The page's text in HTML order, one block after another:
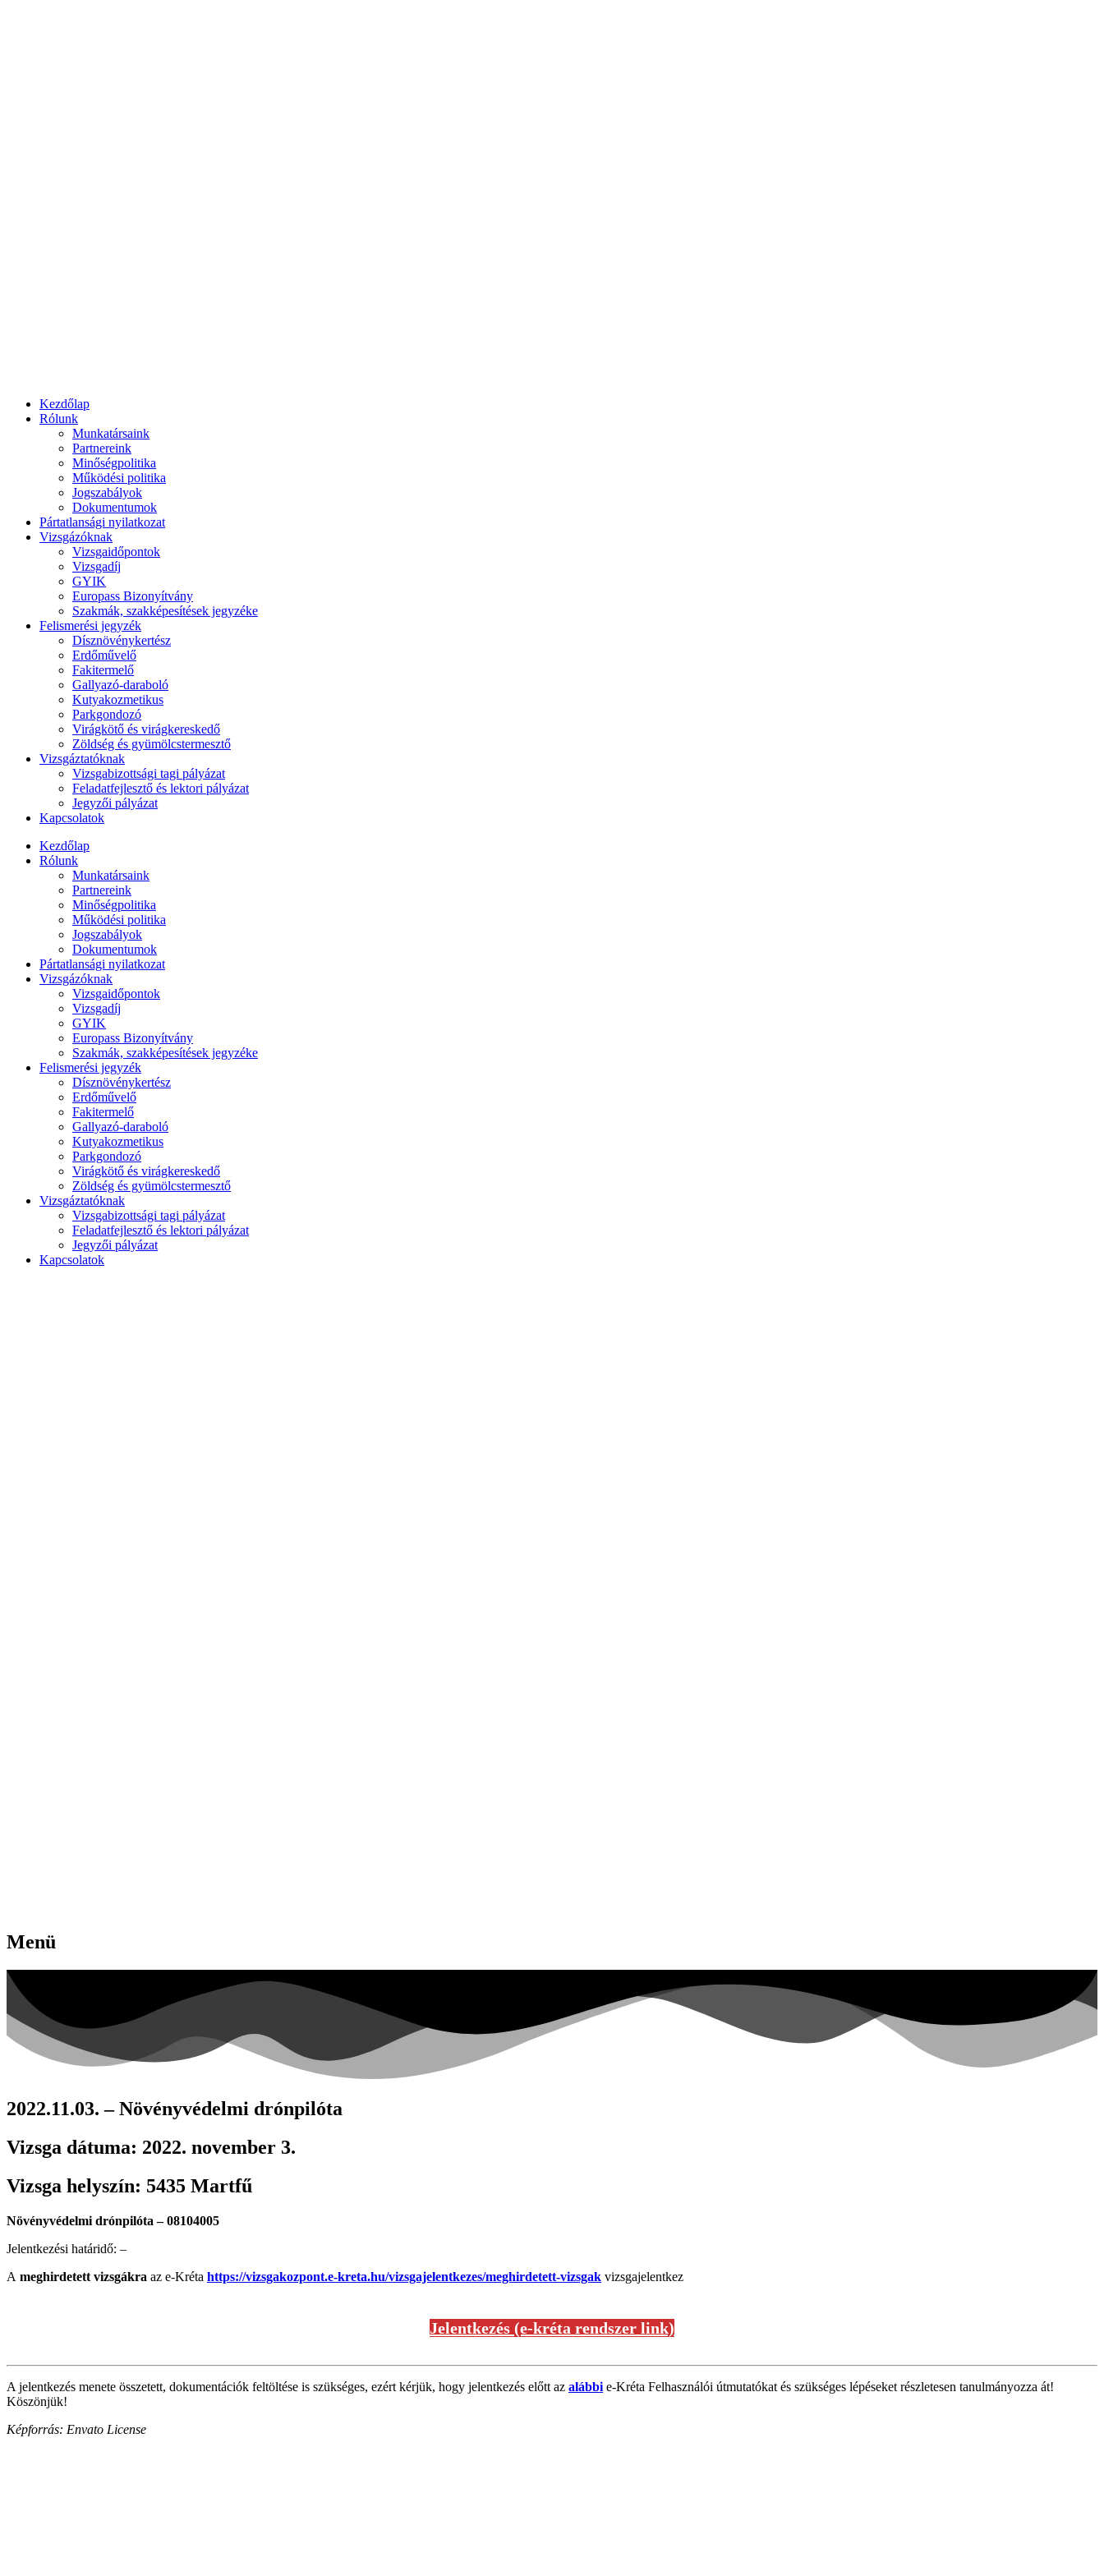
Kezdőlap
Rólunk
Munkatársaink
Partnereink
Minőségpolitika
Működési politika
Jogszabályok
Dokumentumok
Pártatlansági nyilatkozat
Vizsgázóknak
Vizsgaidőpontok
Vizsgadíj
GYIK
Europass Bizonyítvány
Szakmák, szakképesítések jegyzéke
Felismerési jegyzék
Dísznövénykertész
Erdőművelő
Fakitermelő
Gallyazó-daraboló
Kutyakozmetikus
Parkgondozó
Virágkötő és virágkereskedő
Zöldség és gyümölcstermesztő
Vizsgáztatóknak
Vizsgabizottsági tagi pályázat
Feladatfejlesztő és lektori pályázat
Jegyzői pályázat
Kapcsolatok
Kezdőlap
Rólunk
Munkatársaink
Partnereink
Minőségpolitika
Működési politika
Jogszabályok
Dokumentumok
Pártatlansági nyilatkozat
Vizsgázóknak
Vizsgaidőpontok
Vizsgadíj
GYIK
Europass Bizonyítvány
Szakmák, szakképesítések jegyzéke
Felismerési jegyzék
Dísznövénykertész
Erdőművelő
Fakitermelő
Gallyazó-daraboló
Kutyakozmetikus
Parkgondozó
Virágkötő és virágkereskedő
Zöldség és gyümölcstermesztő
Vizsgáztatóknak
Vizsgabizottsági tagi pályázat
Feladatfejlesztő és lektori pályázat
Jegyzői pályázat
Kapcsolatok
Menü
2022.11.03. – Növényvédelmi drónpilóta
Vizsga dátuma: 2022. november 3.
Vizsga helyszín: 5435 Martfű
Növényvédelmi drónpilóta – 08104005
Jelentkezési határidő: –
A meghirdetett vizsgákra az e-Kréta https://vizsgakozpont.e-kreta.hu/vizsgajelentkezes/meghirdetett-vizsgak vizsgajelentkez
Jelentkezés (e-kréta rendszer link)
A jelentkezés menete összetett, dokumentációk feltöltése is szükséges, ezért kérjük, hogy jelentkezés előtt az alábbi e-Kréta Felhasználói útmutatókat és szükséges lépéseket részletesen tanulmányozza át!
Köszönjük!
Képforrás: Envato License